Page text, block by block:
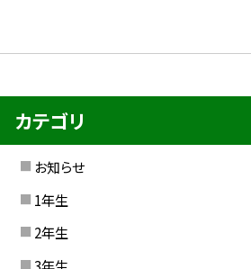
カテゴリ
お知らせ
1年生
2年生